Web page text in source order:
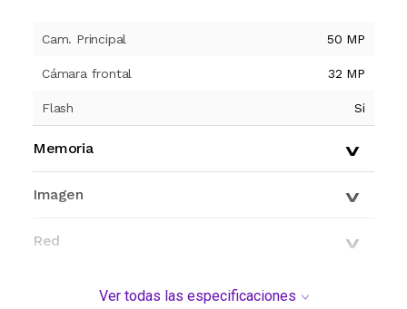
Cam. Principal 50 MP
Cámara frontal 32 MP
Flash Si
Memoria
Imagen
Red
Conectividad
Ver todas las especificaciones